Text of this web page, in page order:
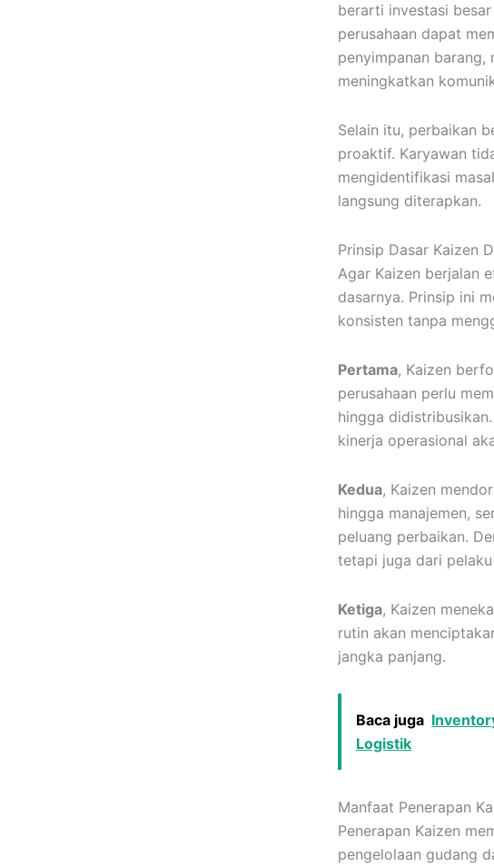
berarti investasi
perusahaan dapat
penyimpanan
meningkatkan
Selain itu, perbaikan
proaktif. Karyawan
mengidentifikasi
langsung diterapkan.
Prinsip Dasar Kaizen
Agar Kaizen berjalan
dasarnya. Prinsip ini
konsisten tanpa
Pertama, Kaizen
perusahaan perlu
hingga
kinerja operasional
Kedua, Kaizen
hingga manajemen,
peluang perbaikan.
tetapi juga dari
Ketiga, Kaizen
rutin akan
jangka panjang.
Baca juga
Logistik
Manfaat Penerapan
Penerapan Kaizen
pengelolaan gudang